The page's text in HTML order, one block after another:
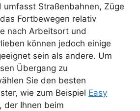
umfasst Straßenbahnen, Züge
Fortbewegen relativ
nach Arbeitsort und
können jedoch einige
sein als andere. Um
Übergang zu
Sie den besten
wie zum Beispiel Easy
, der Ihnen beim